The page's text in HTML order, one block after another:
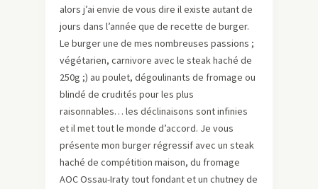
alors j’ai envie de vous dire il existe autant de
jours dans l’année que de recette de burger.
Le burger une de mes nombreuses passions ;
végétarien, carnivore avec le steak haché de
250g ;) au poulet, dégoulinants de fromage ou
blindé de crudités pour les plus
raisonnables… les déclinaisons sont infinies
et il met tout le monde d’accord. Je vous
présente mon burger régressif avec un steak
haché de compétition maison, du fromage
AOC Ossau-Iraty tout fondant et un chutney de